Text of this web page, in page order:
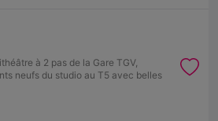
à 2 pas de la Gare TGV,
neufs du studio au T5 avec belles